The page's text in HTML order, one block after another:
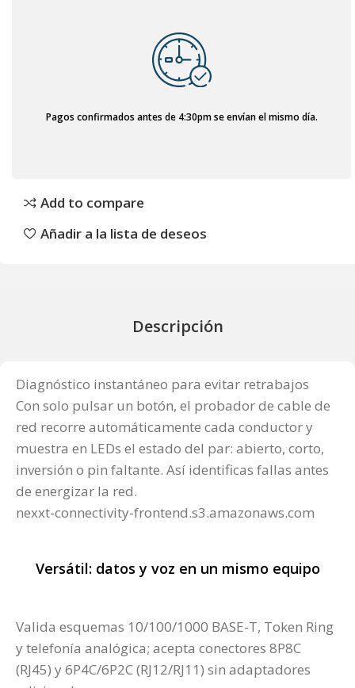
Pagos confirmados antes de 4:30pm se envían el mismo día.
Add to compare
Añadir a la lista de deseos
Descripción
Diagnóstico instantáneo para evitar retrabajos
Con solo pulsar un botón, el probador de cable de
red recorre automáticamente cada conductor y
muestra en LEDs el estado del par: abierto, corto,
inversión o pin faltante. Así identificas fallas antes
de energizar la red.
nexxt-connectivity-frontend.s3.amazonaws.com
Versátil: datos y voz en un mismo equipo
Valida esquemas 10/100/1000 BASE-T, Token Ring
y telefonía analógica; acepta conectores 8P8C
(RJ45) y 6P4C/6P2C (RJ12/RJ11) sin adaptadores